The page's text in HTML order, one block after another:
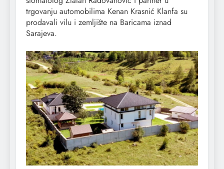
trgovanju automobilima Kenan Krasnić Klanfa su
prodavali vilu i zemljište na Baricama iznad
Sarajeva.